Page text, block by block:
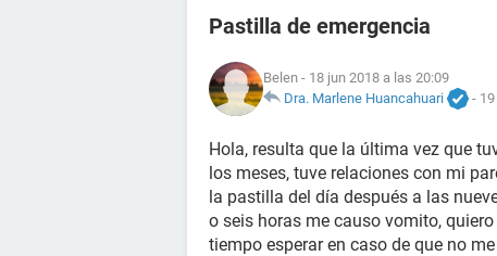
Pastilla de emergencia
Belen - 18 jun 2018 a las 20:09
Dra. Marlene Huancahuari
-
Hola, resulta que la última vez que
los meses, tuve relaciones con mi
la pastilla del día después a las
o seis horas me causo vomito,
tiempo esperar en caso de que no